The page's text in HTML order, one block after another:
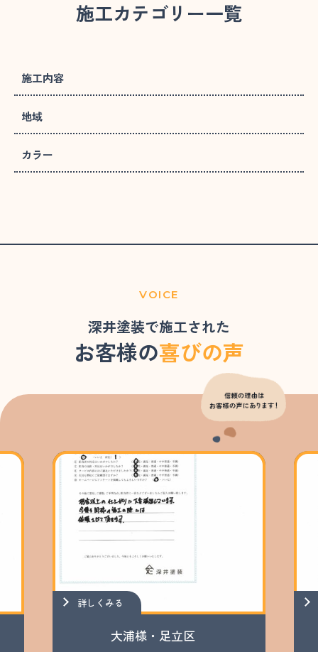
施工カテゴリー一覧
施工内容
地域
カラー
VOICE
深井塗装で施工された
お客様の喜びの声
大浦様・足立区
詳しくみる